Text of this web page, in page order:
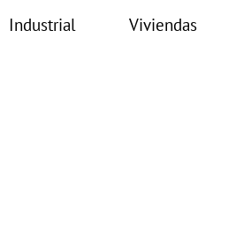
Industrial Viviendas